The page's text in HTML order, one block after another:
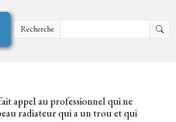
Recherche
appel au professionnel qui ne
radiateur qui a un trou et qui